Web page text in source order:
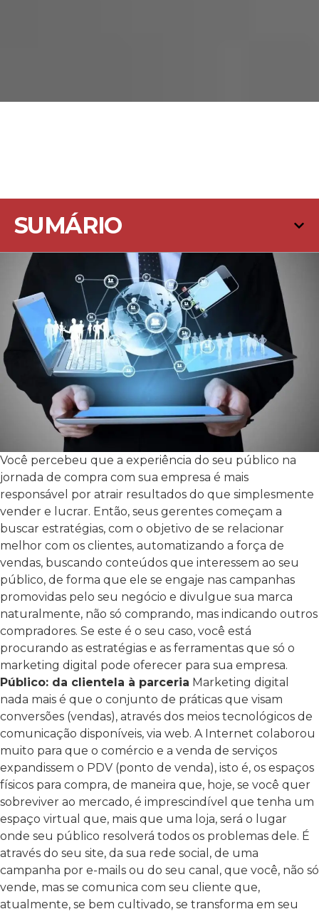
SUMÁRIO
Você percebeu que a experiência do seu público na
jornada de compra com sua empresa é mais
responsável por atrair resultados do que simplesmente
vender e lucrar. Então, seus gerentes começam a
buscar estratégias, com o objetivo de se relacionar
melhor com os clientes, automatizando a força de
vendas, buscando conteúdos que interessem ao seu
público, de forma que ele se engaje nas campanhas
promovidas pelo seu negócio e divulgue sua marca
naturalmente, não só comprando, mas indicando outros
compradores. Se este é o seu caso, você está
procurando as estratégias e as ferramentas que só o
marketing digital pode oferecer para sua empresa.
Público: da clientela à parceria Marketing digital
nada mais é que o conjunto de práticas que visam
conversões (vendas), através dos meios tecnológicos de
comunicação disponíveis, via web. A Internet colaborou
muito para que o comércio e a venda de serviços
expandissem o PDV (ponto de venda), isto é, os espaços
físicos para compra, de maneira que, hoje, se você quer
sobreviver ao mercado, é imprescindível que tenha um
espaço virtual que, mais que uma loja, será o lugar
onde seu público resolverá todos os problemas dele. É
através do seu site, da sua rede social, de uma
campanha por e-mails ou do seu canal, que você, não só
vende, mas se comunica com seu cliente que,
atualmente, se bem cultivado, se transforma em seu